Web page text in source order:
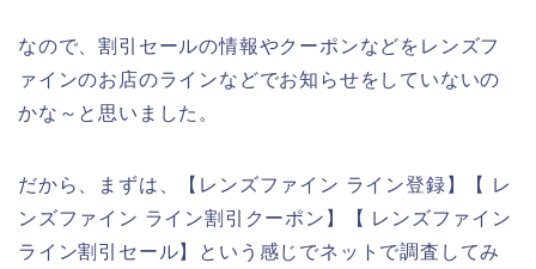
なので、割引セールの情報やクーポンなどをレンズフ
ァインのお店のラインなどでお知らせをしていないの
かな～と思いました。
だから、まずは、【レンズファイン ライン登録】【 レ
ンズファイン ライン割引クーポン】【 レンズファイン
ライン割引セール】という感じでネットで調査してみ